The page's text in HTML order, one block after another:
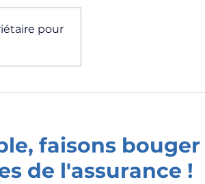
Precisely - Partenaire de
pour
faisons bouger
de l'assurance !